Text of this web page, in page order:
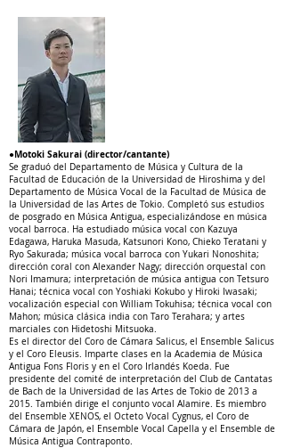
●Motoki Sakurai (director/cantante)
Se graduó del Departamento de Música y Cultura de la
Facultad de Educación de la Universidad de Hiroshima y del
Departamento de Música Vocal de la Facultad de Música de
la Universidad de las Artes de Tokio. Completó sus estudios
de posgrado en Música Antigua, especializándose en música
vocal barroca. Ha estudiado música vocal con Kazuya
Edagawa, Haruka Masuda, Katsunori Kono, Chieko Teratani y
Ryo Sakurada; música vocal barroca con Yukari Nonoshita;
dirección coral con Alexander Nagy; dirección orquestal con
Nori Imamura; interpretación de música antigua con Tetsuro
Hanai; técnica vocal con Yoshiaki Kokubo y Hiroki Iwasaki;
vocalización especial con William Tokuhisa; técnica vocal con
Mahon; música clásica india con Taro Terahara; y artes
marciales con Hidetoshi Mitsuoka.
Es el director del Coro de Cámara Salicus, el Ensemble Salicus
y el Coro Eleusis. Imparte clases en la Academia de Música
Antigua Fons Floris y en el Coro Irlandés Koeda. Fue
presidente del comité de interpretación del Club de Cantatas
de Bach de la Universidad de las Artes de Tokio de 2013 a
2015. También dirige el conjunto vocal Alamire. Es miembro
del Ensemble XENOS, el Octeto Vocal Cygnus, el Coro de
Cámara de Japón, el Ensemble Vocal Capella y el Ensemble de
Música Antigua Contraponto.